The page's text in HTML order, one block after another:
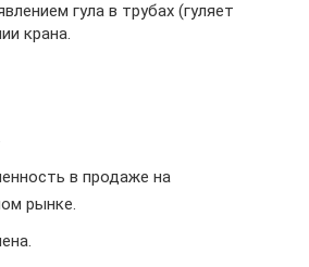
гула в трубах (гуляет
крана.
в продаже на
рынке.